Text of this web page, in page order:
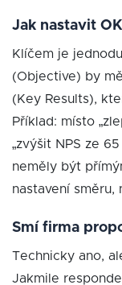
Jak nastavit
Klíčem je
(Objective) by
(Key Results),
Příklad: místo
„zvýšit NPS ze
neměly být
nastavení směru,
Smí firma
Technicky ano,
Jakmile